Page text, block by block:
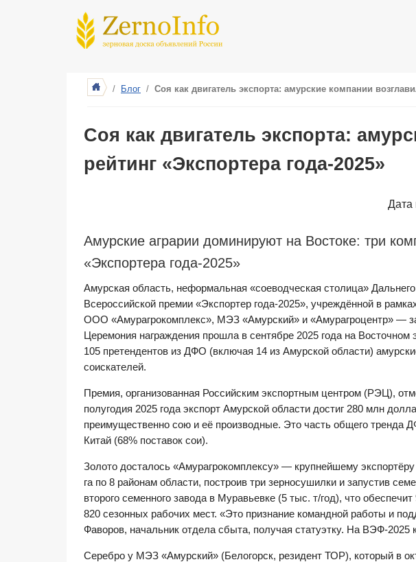
/ Блог / Соя как двигатель экспорта: амурские компании
Соя как двигатель экспорта:
рейтинг «Экспортера года-2025»
Дата
Амурские аграрии доминируют на Востоке: три
«Экспортера года-2025»
Амурская область, неформальная «соеводческая столица»
Всероссийской премии «Экспортер года-2025», учреждённой в
ООО «Амурагрокомплекс», МЭЗ «Амурский» и «Амурагроцентр» —
Церемония награждения прошла в сентябре 2025 года на
105 претендентов из ДФО (включая 14 из Амурской области)
соискателей.
Премия, организованная Российским экспортным центром (РЭЦ),
полугодия 2025 года экспорт Амурской области достиг 280 млн
преимущественно сою и её производные. Это часть общего тренда
Китай (68% поставок сои).
Золото досталось «Амурагрокомплексу» — крупнейшему
га по 8 районам области, построив три зерносушилки и запустив
второго семенного завода в Муравьевке (5 тыс. т/год), что
820 сезонных рабочих мест. «Это признание командной работы и
Фаворов, начальник отдела сбыта, получая статуэтку. На ВЭФ-
Серебро у МЭЗ «Амурский» (Белогорск, резидент ТОР), который в